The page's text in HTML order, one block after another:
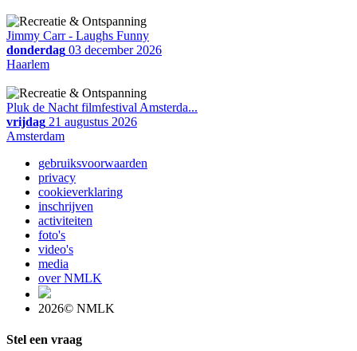
Jimmy Carr - Laughs Funny
donderdag 03 december 2026
Haarlem
Pluk de Nacht filmfestival Amsterda...
vrijdag 21 augustus 2026
Amsterdam
gebruiksvoorwaarden
privacy
cookieverklaring
inschrijven
activiteiten
foto's
video's
media
over NMLK
2026© NMLK
Stel een vraag